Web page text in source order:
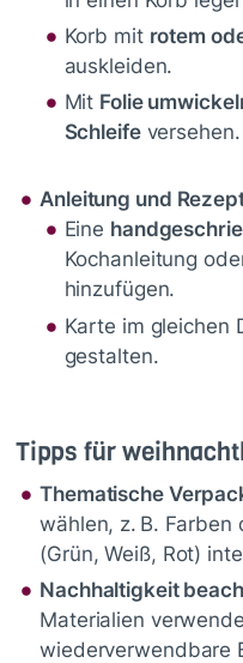
Korb mit rotem
auskleiden.
Mit Folie
Schleifeversehen.
Anleitung und
Eine
Kochanleitung
hinzufügen.
Karte im gleichen
gestalten.
Tipps für
Thematische
wählen, z. B. Farben
(Grün, Weiß, Rot)
Nachhaltigkeit
Materialien
wiederverwendbare